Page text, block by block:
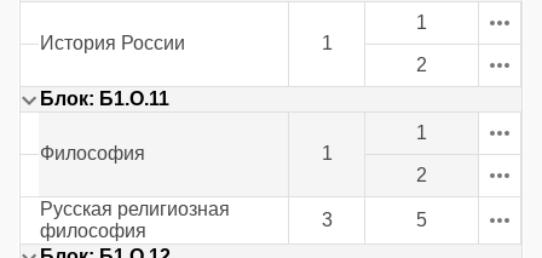
История России 1
1
2
Блок: Б1.О.11
Философия 1
1
2
Русская религиозная
философия
3
5